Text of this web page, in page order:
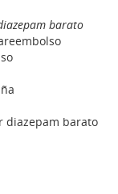
barato
diazepam barato